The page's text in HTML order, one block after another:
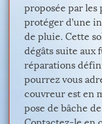
proposée par les
protéger d’une
de pluie. Cette
dégâts suite aux
réparations
pourrez vous
couvreur est en
pose de bâche